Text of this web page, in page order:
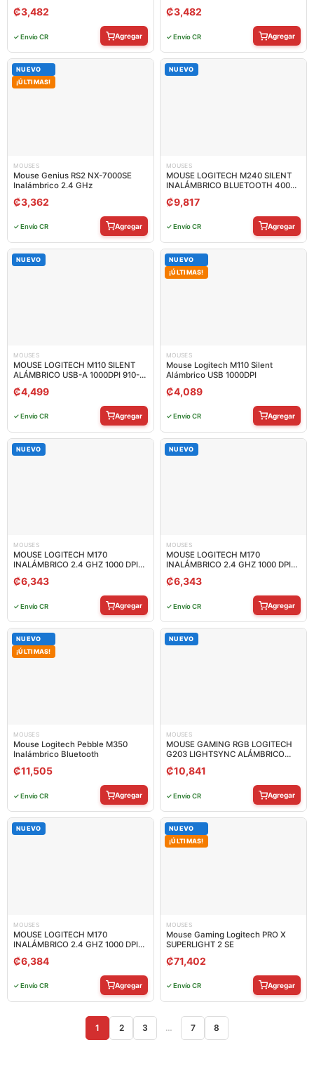
₡3,482
✓ Envío CR Agregar
₡3,482
✓ Envío CR Agregar
NUEVO
¡ÚLTIMAS!
MOUSES
Mouse Genius RS2 NX-7000SE
Inalámbrico 2.4 GHz
₡3,362
✓ Envío CR Agregar
NUEVO
MOUSES
MOUSE LOGITECH M240 SILENT
INALÁMBRICO BLUETOOTH 4000
₡9,817
✓ Envío CR Agregar
NUEVO
MOUSES
MOUSE LOGITECH M110 SILENT
ALÁMBRICO USB-A 1000DPI 910-
006756
₡4,499
✓ Envío CR Agregar
NUEVO
¡ÚLTIMAS!
MOUSES
Mouse Logitech M110 Silent
Alámbrico USB 1000DPI
₡4,089
✓ Envío CR Agregar
NUEVO
MOUSES
MOUSE LOGITECH M170
INALÁMBRICO 2.4 GHZ 1000 DPI
910-006863
₡6,343
✓ Envío CR Agregar
NUEVO
MOUSES
MOUSE LOGITECH M170
INALÁMBRICO 2.4 GHZ 1000 DPI
910-006864
₡6,343
✓ Envío CR Agregar
NUEVO
¡ÚLTIMAS!
MOUSES
Mouse Logitech Pebble M350
Inalámbrico Bluetooth
₡11,505
✓ Envío CR Agregar
NUEVO
MOUSES
MOUSE GAMING RGB LOGITECH
G203 LIGHTSYNC ALÁMBRICO
USB 8000 DPI 910-005851
₡10,841
✓ Envío CR Agregar
NUEVO
MOUSES
MOUSE LOGITECH M170
INALÁMBRICO 2.4 GHZ 1000 DPI
₡6,384
✓ Envío CR Agregar
NUEVO
¡ÚLTIMAS!
MOUSES
Mouse Gaming Logitech PRO X
SUPERLIGHT 2 SE
₡71,402
✓ Envío CR Agregar
1 2 3 … 7 8